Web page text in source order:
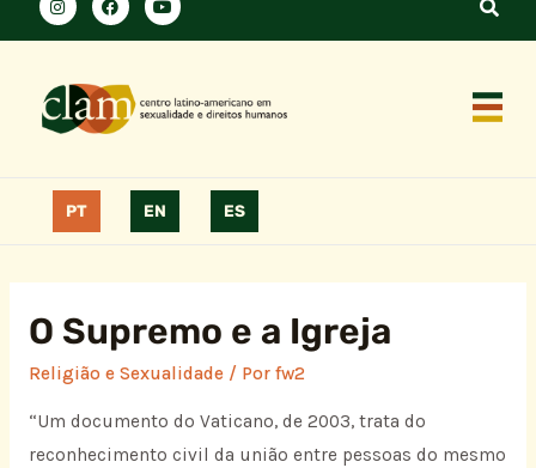
PT EN ES
O Supremo e a Igreja
Religião e Sexualidade/ Por fw2
“Um documento do Vaticano, de 2003, trata do
reconhecimento civil da união entre pessoas do mesmo